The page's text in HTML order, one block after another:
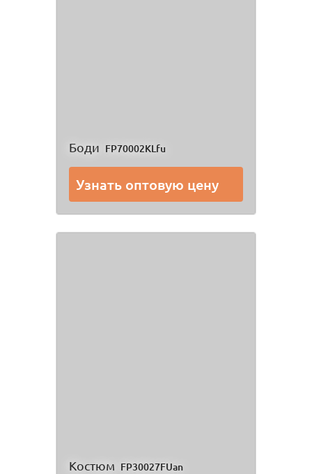
Боди FP70002KLfu
Узнать оптовую цену
Костюм FP30027FUan